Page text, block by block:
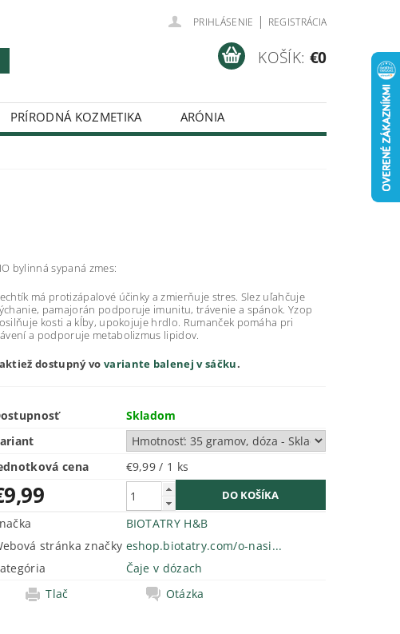
PRIHLÁSENIE | REGISTRÁCIA
KOŠÍK: €0
PRÍRODNÁ KOZMETIKA
ARÓNIA
bylinná sypaná zmes:
má protizápalové účinky a zmierňuje stres. Slez uľahčuje
pamajorán podporuje imunitu, trávenie a spánok. Yzop
kosti a kĺby, upokojuje hrdlo. Rumanček pomáha pri
a podporuje metabolizmus lipidov.
dostupný vo variante balenej v sáčku.
Skladom
cena
€9,99 / 1 ks
BIOTATRY H&B
stránka značky eshop.biotatry.com/o-nasi...
Čaje v dózach
Tlač
Otázka